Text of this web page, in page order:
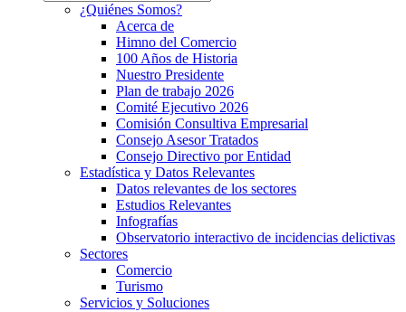
¿Quiénes Somos?
Acerca de
Himno del Comercio
100 Años de Historia
Nuestro Presidente
Plan de trabajo 2026
Comité Ejecutivo 2026
Comisión Consultiva Empresarial
Consejo Asesor Tratados
Consejo Directivo por Entidad
Estadística y Datos Relevantes
Datos relevantes de los sectores
Estudios Relevantes
Infografías
Observatorio interactivo de incidencias delictivas
Sectores
Comercio
Turismo
Servicios y Soluciones